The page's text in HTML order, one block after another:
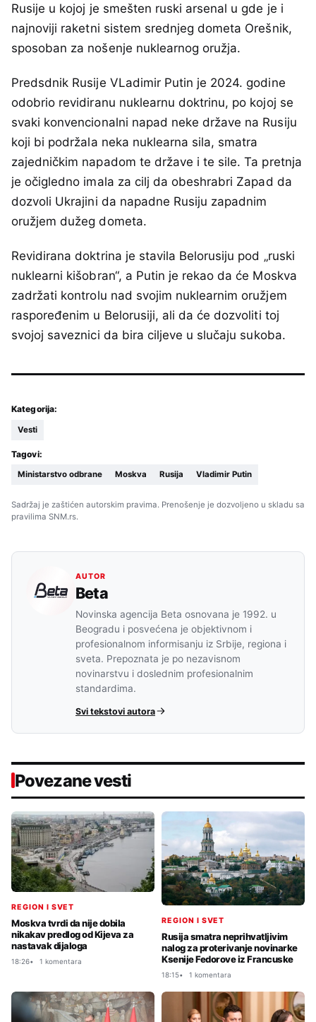
Rusije u kojoj je smešten ruski arsenal u gde je i
najnoviji raketni sistem srednjeg dometa Orešnik,
sposoban za nošenje nuklearnog oružja.
Predsdnik Rusije VLadimir Putin je 2024. godine
odobrio revidiranu nuklearnu doktrinu, po kojoj se
svaki konvencionalni napad neke države na Rusiju
koji bi podržala neka nuklearna sila, smatra
zajedničkim napadom te države i te sile. Ta pretnja
je očigledno imala za cilj da obeshrabri Zapad da
dozvoli Ukrajini da napadne Rusiju zapadnim
oružjem dužeg dometa.
Revidirana doktrina je stavila Belorusiju pod „ruski
nuklearni kišobran“, a Putin je rekao da će Moskva
zadržati kontrolu nad svojim nuklearnim oružjem
raspoređenim u Belorusiji, ali da će dozvoliti toj
svojoj saveznici da bira ciljeve u slučaju sukoba.
Kategorija:
Vesti
Tagovi:
Ministarstvo odbrane Moskva Rusija Vladimir Putin
Sadržaj je zaštićen autorskim pravima. Prenošenje je dozvoljeno u skladu sa
pravilima SNM.rs.
AUTOR
Beta
Novinska agencija Beta osnovana je 1992. u
Beogradu i posvećena je objektivnom i
profesionalnom informisanju iz Srbije, regiona i
sveta. Prepoznata je po nezavisnom
novinarstvu i doslednim profesionalnim
standardima.
Svi tekstovi autora
Povezane vesti
REGION I SVET
Moskva tvrdi da nije dobila
nikakav predlog od Kijeva za
nastavak dijaloga
18:26 1 komentara
REGION I SVET
Rusija smatra neprihvatljivim
nalog za proterivanje novinarke
Ksenije Fedorove iz Francuske
18:15 1 komentara